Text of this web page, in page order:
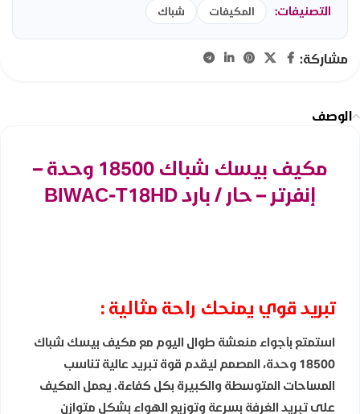
التصنيفات: المكيفات شباك
مشاركة:
الوصف
مكيف بيسك شباك 18500 وحدة –
إنفرتر – حار / بارد BIWAC-T18HD
تبريد قوي يمنحك راحة مثالية :
استمتع بأجواء منعشة طوال اليوم مع مكيف بيسك شباك
18500 وحدة، المصمم ليقدم قوة تبريد عالية تناسب
المساحات المتوسطة والكبيرة بكل كفاءة. يعمل المكيف
على تبريد الغرفة بسرعة وتوزيع الهواء بشكل متوازن